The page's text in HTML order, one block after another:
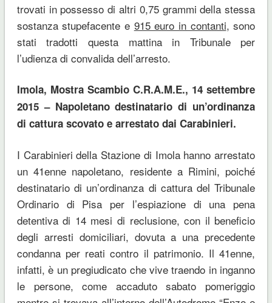
trovati in possesso di altri 0,75 grammi della stessa
sostanza stupefacente e 915 euro in contanti, sono
stati tradotti questa mattina in Tribunale per
l’udienza di convalida dell’arresto.
Imola, Mostra Scambio C.R.A.M.E., 14 settembre
2015 – Napoletano destinatario di un’ordinanza
di cattura scovato e arrestato dai Carabinieri.
I Carabinieri della Stazione di Imola hanno arrestato
un 41enne napoletano, residente a Rimini, poiché
destinatario di un’ordinanza di cattura del Tribunale
Ordinario di Pisa per l’espiazione di una pena
detentiva di 14 mesi di reclusione, con il beneficio
degli arresti domiciliari, dovuta a una precedente
condanna per reati contro il patrimonio. Il 41enne,
infatti, è un pregiudicato che vive traendo in inganno
le persone, come accaduto sabato pomeriggio